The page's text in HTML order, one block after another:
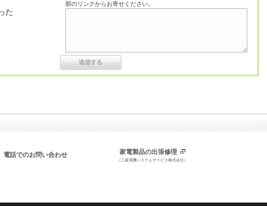
た
部のリンクからお寄せください。
電話でのお問い合わせ 家電製品の出張修理
（三菱電機システムサービス株式会社）